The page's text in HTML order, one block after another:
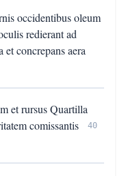
occidentibus oleum
redierant ad
concrepans aera
et rursus Quartilla
comissantis
40